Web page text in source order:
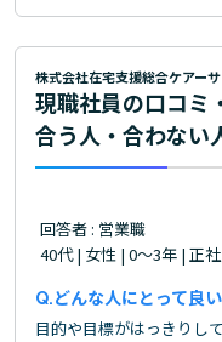
株式会社在宅支援総合ケアー
現職社員の口コミ
合う人・合わない
回答者 : 営業職
40代 | 女性 | 0～3年 | 正
どんな人にとって良
目的や目標がはっきりし